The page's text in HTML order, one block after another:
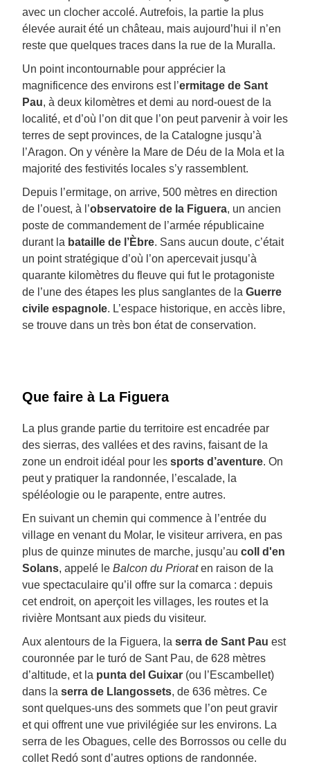
avec un clocher accolé. Autrefois, la partie la plus
élevée aurait été un château, mais aujourd’hui il n’en
reste que quelques traces dans la rue de la Muralla.
Un point incontournable pour apprécier la
magnificence des environs est l’ermitage de Sant
Pau, à deux kilomètres et demi au nord-ouest de la
localité, et d’où l’on dit que l’on peut parvenir à voir les
terres de sept provinces, de la Catalogne jusqu’à
l’Aragon. On y vénère la Mare de Déu de la Mola et la
majorité des festivités locales s’y rassemblent.
Depuis l’ermitage, on arrive, 500 mètres en direction
de l’ouest, à l’observatoire de la Figuera, un ancien
poste de commandement de l’armée républicaine
durant la bataille de l’Èbre. Sans aucun doute, c’était
un point stratégique d’où l’on apercevait jusqu’à
quarante kilomètres du fleuve qui fut le protagoniste
de l’une des étapes les plus sanglantes de la Guerre
civile espagnole. L’espace historique, en accès libre,
se trouve dans un très bon état de conservation.
Que faire à La Figuera
La plus grande partie du territoire est encadrée par
des sierras, des vallées et des ravins, faisant de la
zone un endroit idéal pour les sports d’aventure. On
peut y pratiquer la randonnée, l’escalade, la
spéléologie ou le parapente, entre autres.
En suivant un chemin qui commence à l’entrée du
village en venant du Molar, le visiteur arrivera, en pas
plus de quinze minutes de marche, jusqu’au coll d'en
Solans, appelé le Balcon du Prioraten raison de la
vue spectaculaire qu’il offre sur la comarca : depuis
cet endroit, on aperçoit les villages, les routes et la
rivière Montsant aux pieds du visiteur.
Aux alentours de la Figuera, la serra de Sant Pau est
couronnée par le turó de Sant Pau, de 628 mètres
d’altitude, et la punta del Guixar (ou l’Escambellet)
dans la serra de Llangossets, de 636 mètres. Ce
sont quelques-uns des sommets que l’on peut gravir
et qui offrent une vue privilégiée sur les environs. La
serra de les Obagues, celle des Borrossos ou celle du
collet Redó sont d’autres options de randonnée.